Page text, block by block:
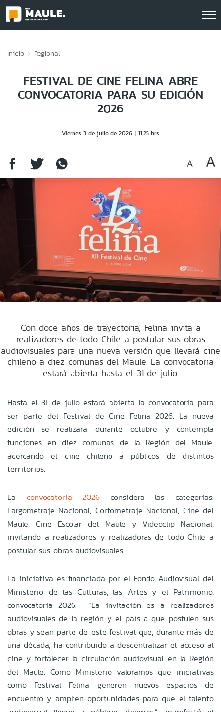
Inicio Regional
FESTIVAL DE CINE FELINA ABRE
CONVOCATORIA PARA SU EDICIÓN
2026
Viernes 3 de julio de 2026 11:25 hrs
Con doce años de trayectoria, Felina invita a
realizadores de todo Chile a postular sus obras
audiovisuales para una nueva versión que llevará cine
chileno a diez comunas del Maule. La convocatoria
estará abierta hasta el 31 de julio.
Hasta el 31 de julio estará abierta la convocatoria para
ser parte del Festival de Cine Felina 2026. La nueva
edición se realizará durante octubre y contempla
funciones en diez comunas de la Región del Maule,
acercando el cine chileno a públicos de distintos
territorios.
La convocatoria 2026 considera las categorías:
Largometraje Nacional, Cortometraje Nacional, Cine del
Maule, Cine Escolar del Maule y Videoclip Nacional,
invitando a realizadores y realizadoras de todo Chile a
postular sus obras audiovisuales.
La iniciativa es financiada por el Fondo Audiovisual del
Ministerio de las Culturas, las Artes y el Patrimonio,
convocatoria 2026. “La invitación es a realizadores
audiovisuales de la región y el país a que postulen sus
obras y sean parte de este festival que, durante más de
una década, ha contribuido a descentralizar el acceso al
cine y fortalecer la circulación audiovisual en la Región
del Maule. Como Ministerio valoramos que iniciativas
como Festival Felina generen nuevos espacios de
encuentro y amplíen oportunidades para que el talento